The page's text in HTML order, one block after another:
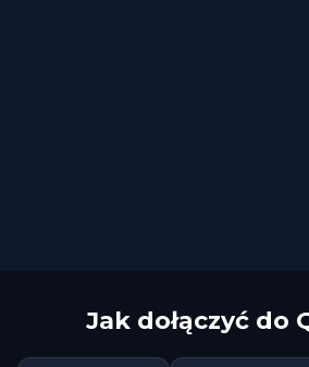
Jak dołączyć do